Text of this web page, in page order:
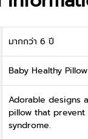
มากกว่า 6 ปี
Baby Healthy
Adorable designs
pillow that
syndrome.